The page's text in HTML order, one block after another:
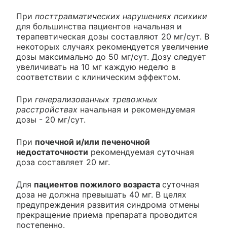
При посттравматических нарушениях психики
для большинства пациентов начальная и
терапевтическая дозы составляют 20 мг/сут. В
некоторых случаях рекомендуется увеличение
дозы максимально до 50 мг/сут. Дозу следует
увеличивать на 10 мг каждую неделю в
соответствии с клиническим эффектом.
При генерализованных тревожных
расстройствах начальная и рекомендуемая
дозы - 20 мг/сут.
При почечной и/или печеночной
недостаточности рекомендуемая суточная
доза составляет 20 мг.
Для пациентов пожилого возраста суточная
доза не должна превышать 40 мг. В целях
предупреждения развития синдрома отмены
прекращение приема препарата проводится
постепенно.